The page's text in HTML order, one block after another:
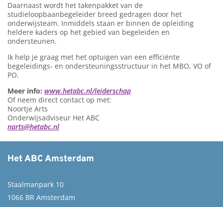
Daarnaast wordt het takenpakket van de
studieloopbaanbegeleider breed gedragen door het
onderwijsteam. Inmiddels staan er binnen de opleiding
heldere kaders op het gebied van begeleiden en
ondersteunen.
Ik help je graag met het optuigen van een efficiënte
begeleidings- en ondersteuningsstructuur in het MBO, VO of
PO.
Meer info: www.hetabc.nl/leiderschap
Of neem direct contact op met:
Noortje Arts
Onderwijsadviseur Het ABC
narts@hetabc.nl
Het ABC Amsterdam
Staalmanpark 10
1066 BR Amsterdam